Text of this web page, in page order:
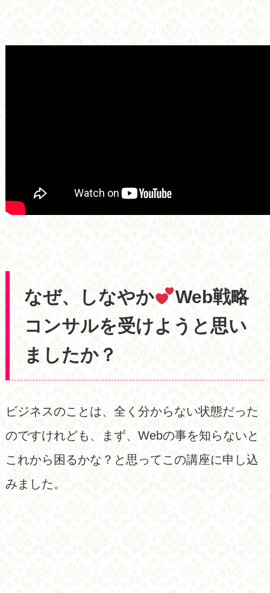
なぜ、しなやか
Web戦略
コンサルを受けようと思い
ましたか？
ビジネスのことは、全く分からない状態だった
のですけれども、まず、Webの事を知らないと
これから困るかな？と思ってこの講座に申し込
みました。